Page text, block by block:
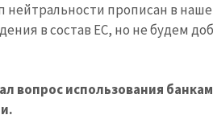
нейтральности прописан в
в состав ЕС, но не будем
вопрос использования